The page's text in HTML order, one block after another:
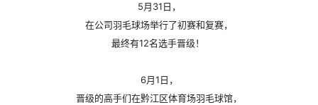
5月31日，
在公司羽毛球场举行了初赛和复赛，
最终有12名选手晋级！
6月1日，
晋级的高手们在黔江区体育场羽毛球馆，